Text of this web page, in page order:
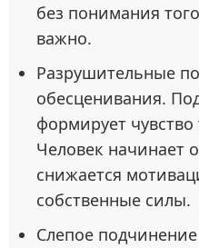
без понимания
важно.
Разрушительные
обесценивания.
формирует
Человек начинает
снижается
собственные силы.
Слепое